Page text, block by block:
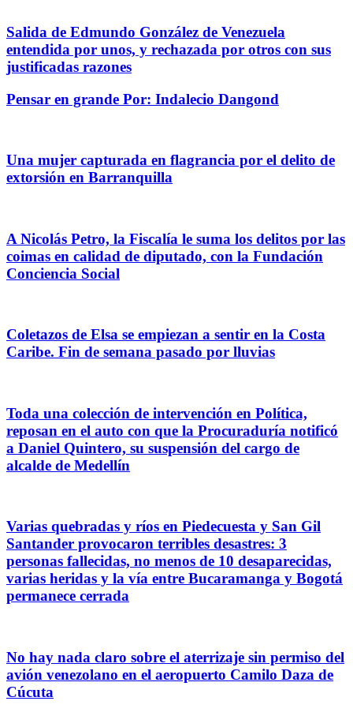
Salida de Edmundo González de Venezuela
entendida por unos, y rechazada por otros con sus
justificadas razones
Pensar en grande Por: Indalecio Dangond
Una mujer capturada en flagrancia por el delito de
extorsión en Barranquilla
A Nicolás Petro, la Fiscalía le suma los delitos por las
coimas en calidad de diputado, con la Fundación
Conciencia Social
Coletazos de Elsa se empiezan a sentir en la Costa
Caribe. Fin de semana pasado por lluvias
Toda una colección de intervención en Política,
reposan en el auto con que la Procuraduría notificó
a Daniel Quintero, su suspensión del cargo de
alcalde de Medellín
Varias quebradas y ríos en Piedecuesta y San Gil
Santander provocaron terribles desastres: 3
personas fallecidas, no menos de 10 desaparecidas,
varias heridas y la vía entre Bucaramanga y Bogotá
permanece cerrada
No hay nada claro sobre el aterrizaje sin permiso del
avión venezolano en el aeropuerto Camilo Daza de
Cúcuta